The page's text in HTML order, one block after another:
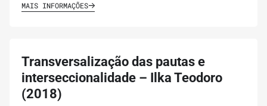
MAIS INFORMAÇÕES
Transversalização das pautas e
interseccionalidade – Ilka Teodoro
(2018)